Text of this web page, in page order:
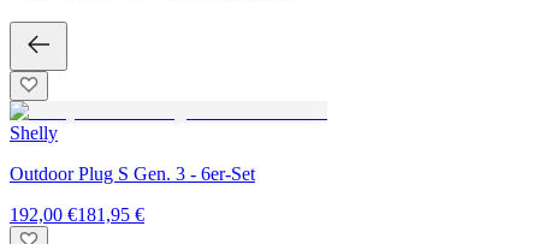
Shelly
Outdoor Plug S Gen. 3 - 6er-Set
192,00 €181,95 €